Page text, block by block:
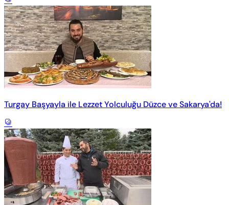
Turgay Başyayla ile Lezzet Yolculuğu Düzce ve Sakarya'da!